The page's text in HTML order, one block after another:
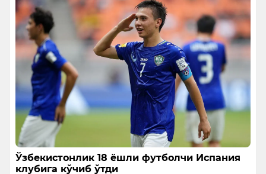
Ўзбекистонлик 18 ёшли футболчи Испания
клубига кўчиб ўтди